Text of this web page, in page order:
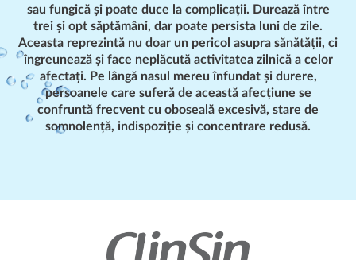
sau fungică și poate duce la complicații. Durează între
trei și opt săptămâni, dar poate persista luni de zile.
Aceasta reprezintă nu doar un pericol asupra sănătății, ci
îngreunează și face neplăcută activitatea zilnică a celor
afectați. Pe lângă nasul mereu înfundat și durere,
persoanele care suferă de această afecțiune se
confruntă frecvent cu oboseală excesivă, stare de
somnolență, indispoziție și concentrare redusă.